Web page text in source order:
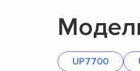
UP7700